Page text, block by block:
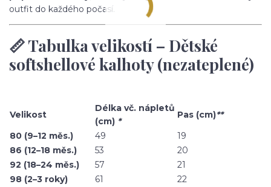
outfit do každého počasí.
📏 Tabulka velikostí – Dětské
softshellové kalhoty (nezateplené)
Velikost
Délka vč. nápletů
(cm) *
Pas (cm)**
80 (9–12 měs.)
49
19
86 (12–18 měs.)
53
20
92 (18–24 měs.)
57
21
98 (2–3 roky)
61
22